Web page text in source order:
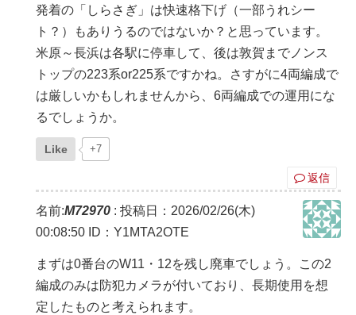
発着の「しらさぎ」は快速格下げ（一部うれシー
ト？）もありうるのではないか？と思っています。
米原～長浜は各駅に停車して、後は敦賀までノンス
トップの223系or225系ですかね。さすがに4両編成で
は厳しいかもしれませんから、6両編成での運用にな
るでしょうか。
Like +7
返信
名前:M72970 : 投稿日：2026/02/26(木)
00:08:50 ID：Y1MTA2OTE
まずは0番台のW11・12を残し廃車でしょう。この2
編成のみは防犯カメラが付いており、長期使用を想
定したものと考えられます。